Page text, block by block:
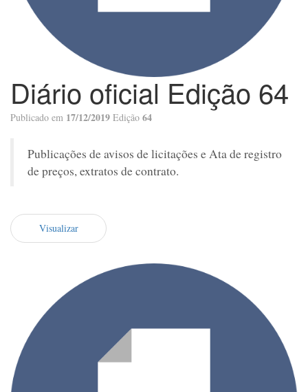
Diário oficial Edição 64
Publicado em 17/12/2019 Edição 64
Publicações de avisos de licitações e Ata de registro
de preços, extratos de contrato.
Visualizar